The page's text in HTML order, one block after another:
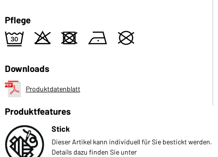
Pflege
e o d n U
Downloads
Produktdatenblatt
Produktfeatures
Stick
Dieser Artikel kann individuell für Sie bestickt werden.
Details dazu finden Sie unter